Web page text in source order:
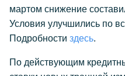
мартом снижение
Условия улучшились по
Подробности здесь.
По действующим